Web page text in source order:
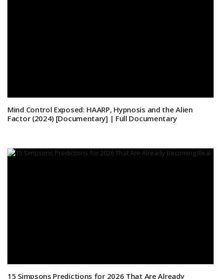
Mind Control Exposed: HAARP, Hypnosis and the Alien
Factor (2024) [Documentary] | Full Documentary
15 Simpsons Predictions for 2026 That Are Already